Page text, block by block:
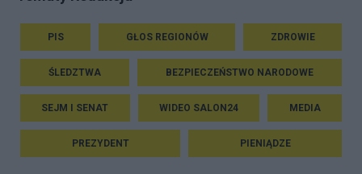
PIS GŁOS REGIONÓW ZDROWIE
ŚLEDZTWA BEZPIECZEŃSTWO NARODOWE
SEJM I SENAT WIDEO SALON24 MEDIA
PREZYDENT PIENIĄDZE